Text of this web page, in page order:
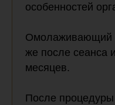
особенностей
Омолаживающий
же после сеанса
месяцев.
После процедуры